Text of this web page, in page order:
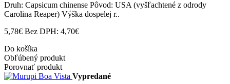
Druh: Capsicum chinense Pôvod: USA (vyšľachtené z odrody
Carolina Reaper) Výška dospelej r..
5,78€ Bez DPH: 4,70€
Do košíka
Obľúbený produkt
Porovnať produkt
Vypredané